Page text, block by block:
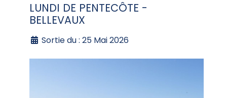
LUNDI DE PENTECÔTE -
BELLEVAUX
Sortie du : 25 Mai 2026